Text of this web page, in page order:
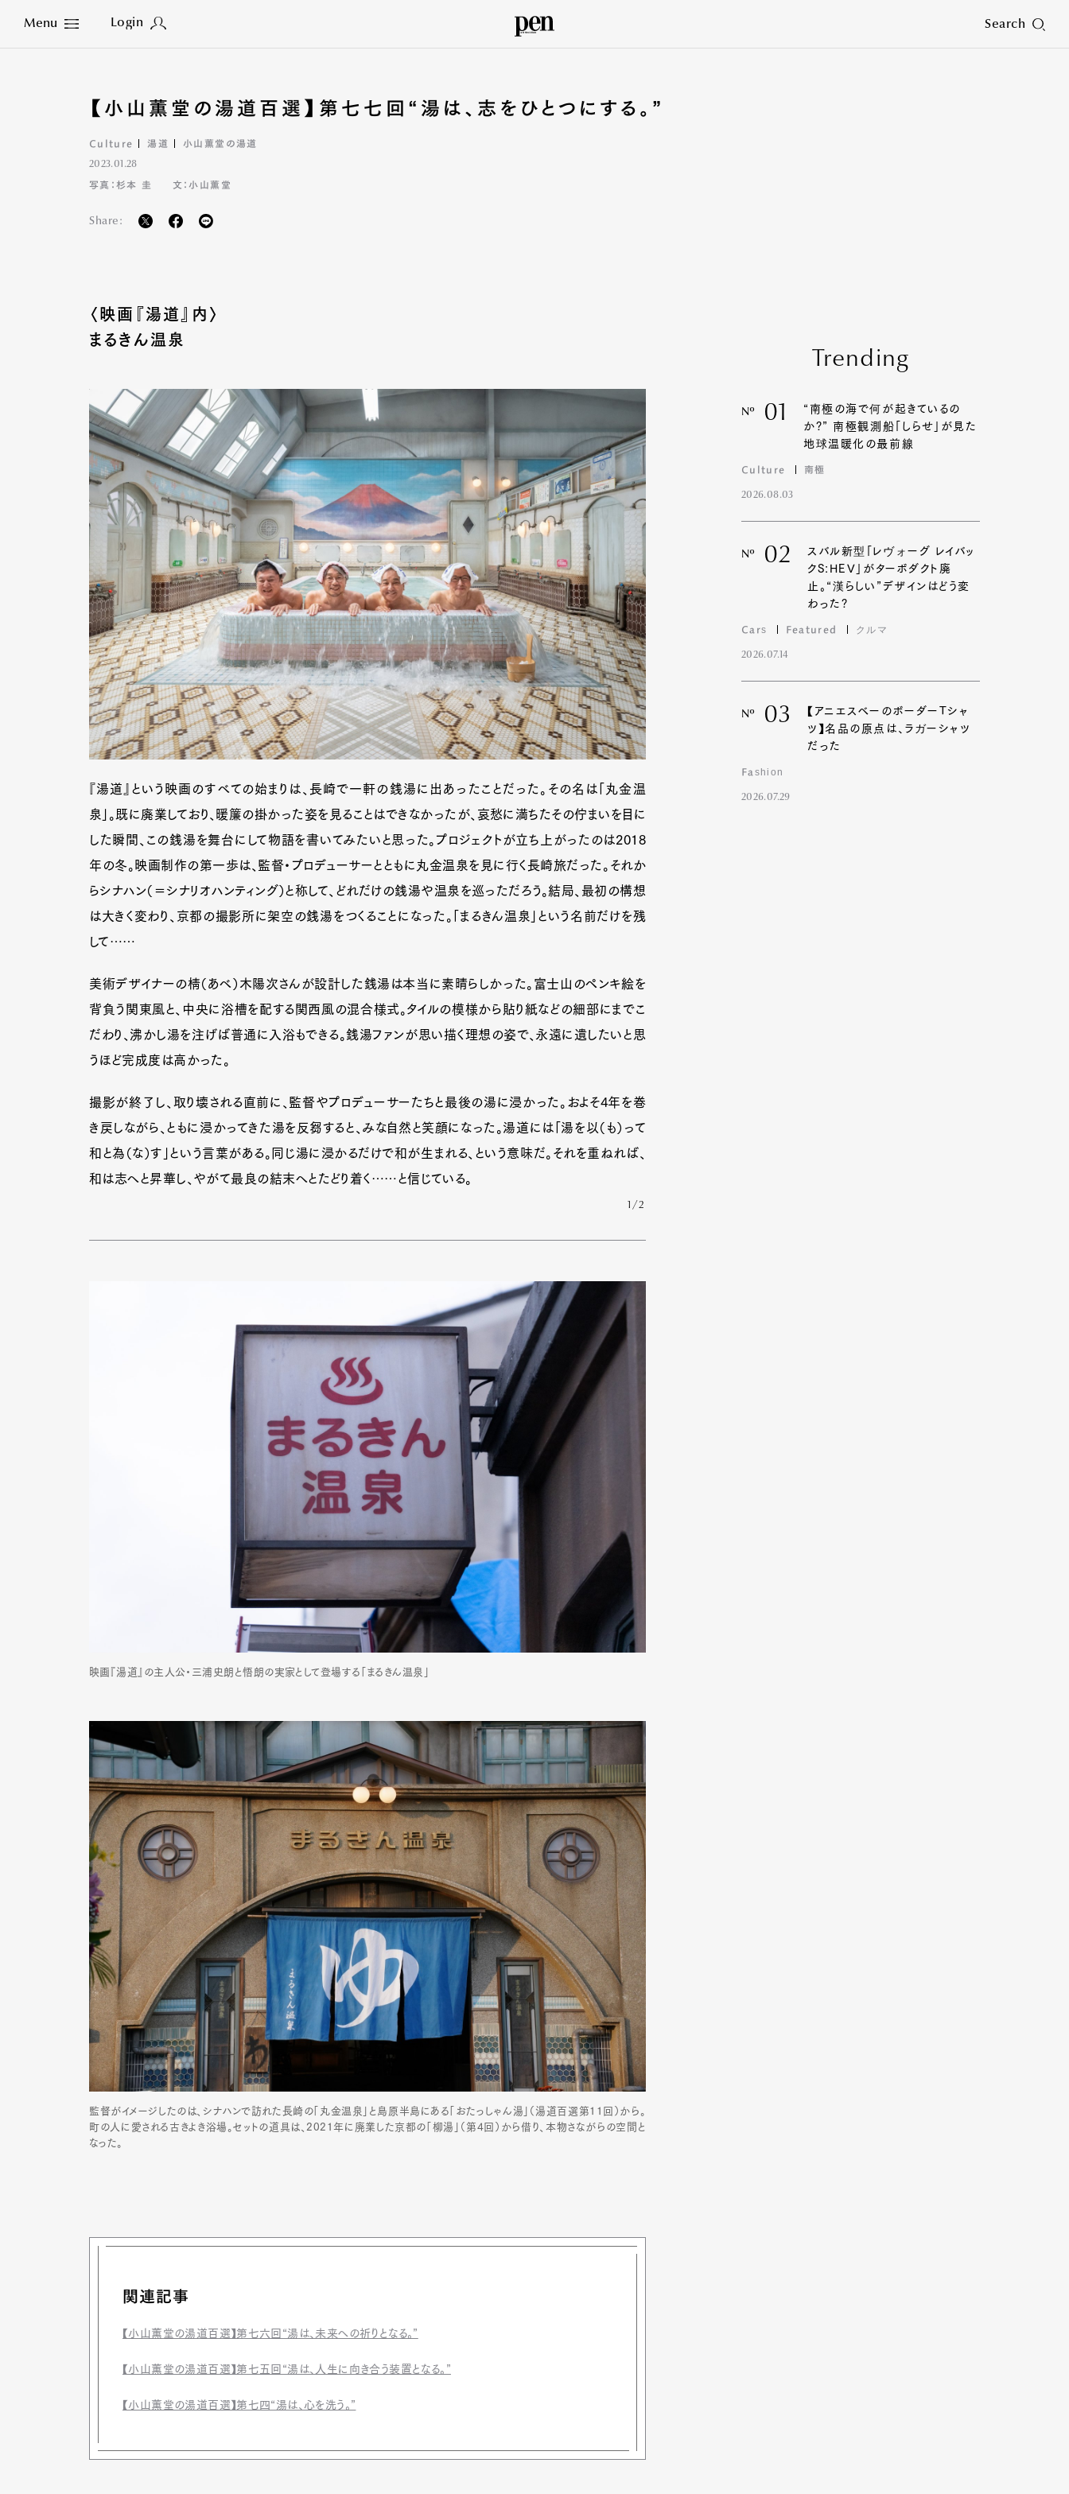
Menu Login Search
Close
Gourmet
Cars Product
Culture
Lifestyle
Pen Membership Magazine Official Columnist
Pen Meet Pen international Pen tw
【小山薫堂の湯道百選】第七七回“湯は、志をひとつにする。”
Culture 湯道 小山薫堂の湯道
2023.01.28
写真：杉本 圭 文：小山薫堂
Share:
〈映画『湯道』内〉
まるきん温泉
『湯道』という映画のすべての始まりは、長崎で一軒の銭湯に出あったことだった。その名は「丸金温
泉」。既に廃業しており、暖簾の掛かった姿を見ることはできなかったが、哀愁に満ちたその佇まいを目に
した瞬間、この銭湯を舞台にして物語を書いてみたいと思った。プロジェクトが立ち上がったのは2018
年の冬。映画制作の第一歩は、監督・プロデューサーとともに丸金温泉を見に行く長崎旅だった。それか
らシナハン（＝シナリオハンティング）と称して、どれだけの銭湯や温泉を巡っただろう。結局、最初の構想
は大きく変わり、京都の撮影所に架空の銭湯をつくることになった。「まるきん温泉」という名前だけを残
して……
美術デザイナーの棈（あべ）木陽次さんが設計した銭湯は本当に素晴らしかった。富士山のペンキ絵を
背負う関東風と、中央に浴槽を配する関西風の混合様式。タイルの模様から貼り紙などの細部にまでこ
だわり、沸かし湯を注げば普通に入浴もできる。銭湯ファンが思い描く理想の姿で、永遠に遺したいと思
うほど完成度は高かった。
撮影が終了し、取り壊される直前に、監督やプロデューサーたちと最後の湯に浸かった。およそ4年を巻
き戻しながら、ともに浸かってきた湯を反芻すると、みな自然と笑顔になった。湯道には「湯を以（も）って
和と為（な）す」という言葉がある。同じ湯に浸かるだけで和が生まれる、という意味だ。それを重ねれば、
和は志へと昇華し、やがて最良の結末へとたどり着く……と信じている。
1/2
映画『湯道』の主人公・三浦史朗と悟朗の実家として登場する「まるきん温泉」
監督がイメージしたのは、シナハンで訪れた長崎の「丸金温泉」と島原半島にある「おたっしゃん湯」（湯道百選第11回）から。
町の人に愛される古きよき浴場。セットの道具は、2021年に廃業した京都の「柳湯」（第4回）から借り、本物さながらの空間と
なった。
関連記事
【小山薫堂の湯道百選】第七六回“湯は、未来への祈りとなる。”
【小山薫堂の湯道百選】第七五回“湯は、人生に向き合う装置となる。”
【小山薫堂の湯道百選】第七四“湯は、心を洗う。”
Trending
Nº 01
“南極の海で何が起きているの
か?” 南極観測船「しらせ」が見た
地球温暖化の最前線
Culture 南極
2026.08.03
Nº 02
スバル新型「レヴォーグ レイバッ
クS:HEV」がターボダクト廃
止。“漢らしい”デザインはどう変
わった?
Cars Featured クルマ
2026.07.14
Nº 03
【アニエスベーのボーダーTシャ
ツ】名品の原点は、ラガーシャツ
だった
Fashion
2026.07.29